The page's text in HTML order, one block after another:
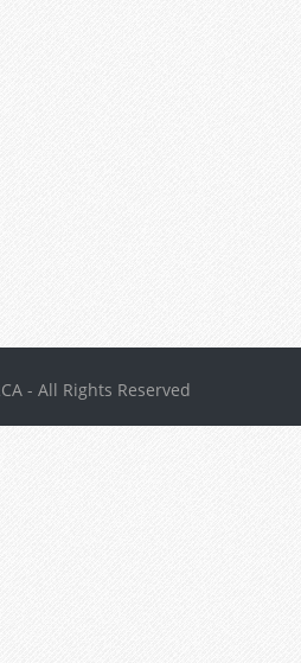
- All Rights Reserved